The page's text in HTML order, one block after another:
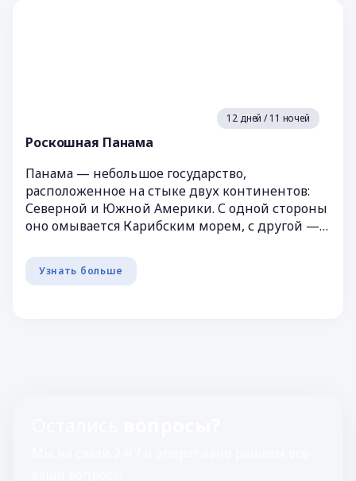
12 дней / 11 ночей
Роскошная Панама
Панама — небольшое государство,
расположенное на стыке двух континентов:
Северной и Южной Америки. С одной стороны
оно омывается Карибским морем, с другой —
Узнать больше